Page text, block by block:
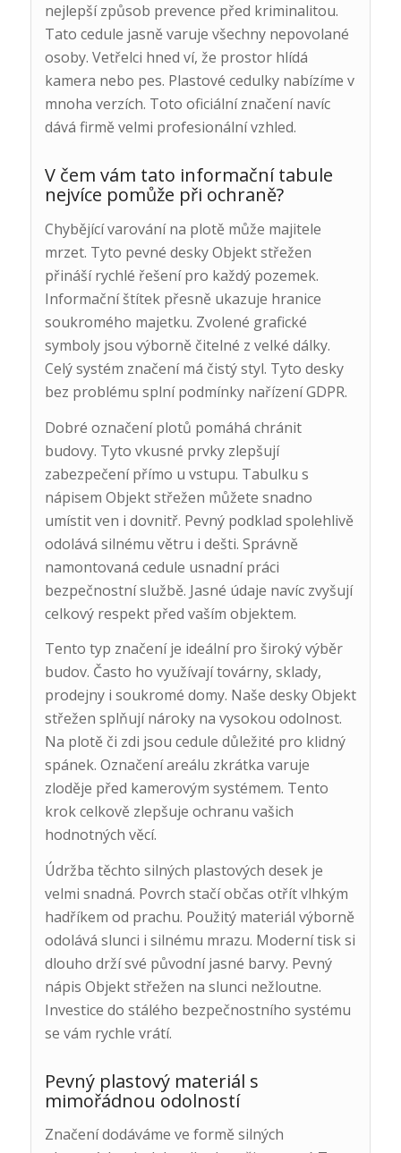
nejlepší způsob prevence před kriminalitou.
Tato cedule jasně varuje všechny nepovolané
osoby. Vetřelci hned ví, že prostor hlídá
kamera nebo pes. Plastové cedulky nabízíme v
mnoha verzích. Toto oficiální značení navíc
dává firmě velmi profesionální vzhled.
V čem vám tato informační tabule
nejvíce pomůže při ochraně?
Chybějící varování na plotě může majitele
mrzet. Tyto pevné desky Objekt střežen
přináší rychlé řešení pro každý pozemek.
Informační štítek přesně ukazuje hranice
soukromého majetku. Zvolené grafické
symboly jsou výborně čitelné z velké dálky.
Celý systém značení má čistý styl. Tyto desky
bez problému splní podmínky nařízení GDPR.
Dobré označení plotů pomáhá chránit
budovy. Tyto vkusné prvky zlepšují
zabezpečení přímo u vstupu. Tabulku s
nápisem Objekt střežen můžete snadno
umístit ven i dovnitř. Pevný podklad spolehlivě
odolává silnému větru i dešti. Správně
namontovaná cedule usnadní práci
bezpečnostní službě. Jasné údaje navíc zvyšují
celkový respekt před vaším objektem.
Tento typ značení je ideální pro široký výběr
budov. Často ho využívají továrny, sklady,
prodejny i soukromé domy. Naše desky Objekt
střežen splňují nároky na vysokou odolnost.
Na plotě či zdi jsou cedule důležité pro klidný
spánek. Označení areálu zkrátka varuje
zloděje před kamerovým systémem. Tento
krok celkově zlepšuje ochranu vašich
hodnotných věcí.
Údržba těchto silných plastových desek je
velmi snadná. Povrch stačí občas otřít vlhkým
hadříkem od prachu. Použitý materiál výborně
odolává slunci i silnému mrazu. Moderní tisk si
dlouho drží své původní jasné barvy. Pevný
nápis Objekt střežen na slunci nežloutne.
Investice do stálého bezpečnostního systému
se vám rychle vrátí.
Pevný plastový materiál s
mimořádnou odolností
Značení dodáváme ve formě silných